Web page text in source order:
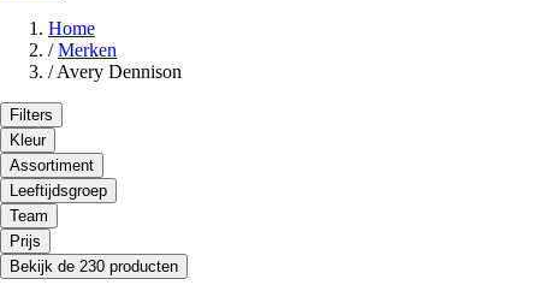
Home
/ Merken
/Avery Dennison
Filters
Kleur
Assortiment
Leeftijdsgroep
Team
Prijs
Bekijk de 230 producten